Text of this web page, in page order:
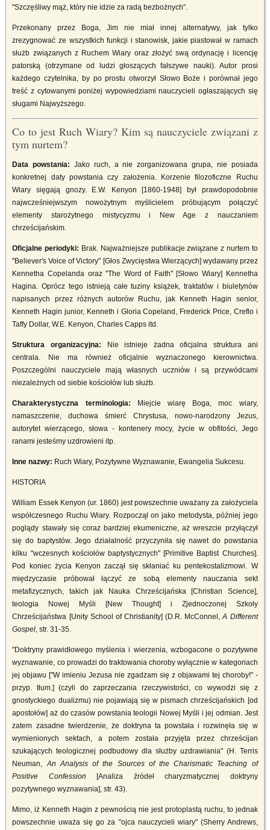
"Szczęśliwy mąż, który nie idzie za radą bezbożnych".
Przekonany przez Boga, Jim nie miał innej alternatywy, jak tylko
zrezygnować ze wszystkich funkcji i stanowisk, jakie piastował w ramach
służb związanych z Ruchem Wiary oraz złożyć swą ordynację i licencję
patorską (otrzymane od ludzi głoszących fałszywe nauki). Autor prosi
każdego czytelnika, by po prostu otworzył Słowo Boże i porównał jego
treść z cytowanymi poniżej wypowiedziami nauczycieli ogłaszających się
sługami Najwyższego.
Co to jest Ruch Wiary? Kim są nauczyciele związani z
tym nurtem?
Data powstania: Jako ruch, a nie zorganizowana grupa, nie posiada
konkretnej daty powstania czy założenia. Korzenie filozoficzne Ruchu
Wiary sięgają gnozy. E.W. Kenyon [1860-1948] był prawdopodobnie
najwcześniejwszym nowożytnym myślicielem próbującym połączyć
elementy starożytnego mistycyzmu i New Age z nauczaniem
chrześcijańskim.
Oficjalne periodyki: Brak. Najważniejsze publikacje związane z nurtem to
"Believer's Voice of Victory" [Głos Zwycięstwa Wierzących] wydawany przez
Kennetha Copelanda oraz "The Word of Faith" [Słowo Wiary] Kennetha
Hagina. Oprócz tego istnieją całe tuziny książek, traktatów i biuletynów
napisanych przez różnych autorów Ruchu, jak Kenneth Hagin senior,
Kenneth Hagin junior, Kenneth i Gloria Copeland, Frederick Price, Creflo i
Taffy Dollar, W.E. Kenyon, Charles Capps itd.
Struktura organizacyjna: Nie istnieje żadna oficjalna struktura ani
centrala. Nie ma również oficjalnie wyznaczonego kierownictwa.
Poszczególni nauczyciele mają własnych uczniów i są przywódcami
niezależnych od siebie kościołów lub służb.
Charakterystyczna terminologia: Miejcie wiarę Boga, moc wiary,
namaszczenie, duchowa śmierć Chrystusa, nowo-narodzony Jezus,
autorytet wierzącego, słowa - kontenery mocy, życie w obfitości, Jego
ranami jesteśmy uzdrowieni itp.
Inne nazwy: Ruch Wiary, Pozytywne Wyznawanie, Ewangelia Sukcesu.
HISTORIA
William Essek Kenyon (ur. 1860) jest powszechnie uważany za założyciela
współczesnego Ruchu Wiary. Rozpoczął on jako metodysta, później jego
poglądy stawały się coraz bardziej ekumeniczne, aż wreszcie przyłączył
się do baptystów. Jego działalność przyczyniła się nawet do powstania
kilku "wczesnych kościołów baptystycznych" [Primitive Baptist Churches].
Pod koniec życia Kenyon zaczął się skłaniać ku pentekostalizmowi. W
międzyczasie próbował łączyć ze sobą elementy nauczania sekt
metafizycznych, takich jak Nauka Chrześcijańska [Christian Science],
teologia Nowej Myśli [New Thought] i Zjednoczonej Szkoły
Chrześcijaństwa [Unity School of Christianity] (D.R. McConnel,A Different
Gospel, str. 31-35.
"Doktryny prawidłowego myślenia i wierzenia, wzbogacone o pozytywne
wyznawanie, co prowadzi do traktowania choroby wyłącznie w kategoriach
jej objawu ["W imieniu Jezusa nie zgadzam się z objawami tej choroby!" -
przyp. tłum.] (czyli do zaprzeczania rzeczywistości, co wywodzi się z
gnostyckiego dualizmu) nie pojawiają się w pismach chrześcijańskich [od
apostołów] aż do czasów powstania teologii Nowej Myśli i jej odmian. Jest
zatem zasadne twierdzenie, że doktryna ta powstała i rozwinęła się w
wymienionych sektach, a potem została przyjęta przez chrześcijan
szukających teologicznej podbudowy dla służby uzdrawiania" (H. Terris
Neuman,An Analysis of the Sources of the Charismatic Teaching of
Positive Confession [Analiza źródeł charyzmatycznej doktryny
pozytywnego wyznawania], str. 43).
Mimo, iż Kenneth Hagin z pewnością nie jest protoplastą ruchu, to jednak
powszechnie uważa się go za "ojca nauczycieli wiary" (Sherry Andrews,